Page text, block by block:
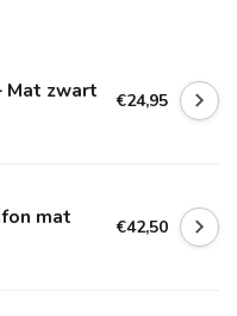
Mat zwart €24,95
mat €42,50